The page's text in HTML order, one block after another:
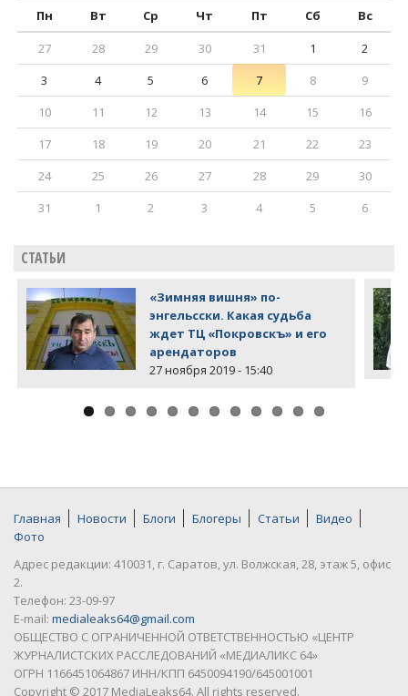
Пн
Вт Ср Чт Пт Сб
Вс
27
28 29 30 31 1
2
3
4 5 6 7 8
9
10
11 12 13 14 15
16
17
18 19 20 21 22
23
24
25 26 27 28 29
30
31
1 2 3 4 5 6
СТАТЬИ
«Зимняя вишня» по-
энгельсски. Какая судьба
ждет ТЦ «Покровскъ» и его
арендаторов
27 ноября 2019 - 15:40
Главная Новости Блоги Блогеры Статьи
Видео
Фото
Адрес редакции: 410031, г. Саратов, ул. Волжская, 28, этаж 5, офис
2.
Телефон: 23-09-97
E-mail: medialeaks64@gmail.com
ОБЩЕСТВО С ОГРАНИЧЕННОЙ ОТВЕТСТВЕННОСТЬЮ «ЦЕНТР
ЖУРНАЛИСТСКИХ РАССЛЕДОВАНИЙ «МЕДИАЛИКС 64»
ОГРН 1166451064867 ИНН/КПП 6450094190/645001001
Copyright © 2017 MediaLeaks64. All rights reserved.